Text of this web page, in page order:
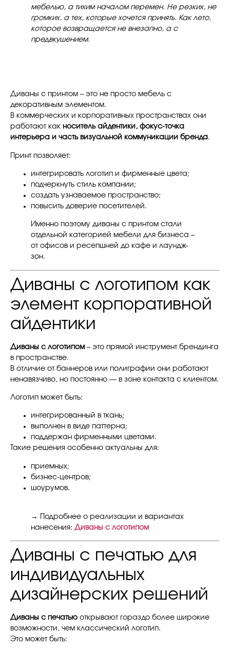
мебелью, а тихим началом перемен. Не резких, не
громких, а тех, которые хочется принять. Как лето,
которое возвращается не внезапно, а с
предвкушением.
Диваны с принтом – это не просто мебель с
декоративным элементом.
В коммерческих и корпоративных пространствах они
работают как носитель айдентики, фокус-точка
интерьера и часть визуальной коммуникации бренда.
Принт позволяет:
интегрировать логотип и фирменные цвета;
подчеркнуть стиль компании;
создать узнаваемое пространство;
повысить доверие посетителей.
Именно поэтому диваны с принтом стали
отдельной категорией мебели для бизнеса –
от офисов и ресепшней до кафе и лаундж-
зон.
Диваны с логотипом как
элемент корпоративной
айдентики
Диваны с логотипом – это прямой инструмент брендинга
в пространстве.
В отличие от баннеров или полиграфии они работают
ненавязчиво, но постоянно — в зоне контакта с клиентом.
Логотип может быть:
интегрированный в ткань;
выполнен в виде паттерна;
поддержан фирменными цветами.
Такие решения особенно актуальны для:
приемных;
бизнес-центров;
шоурумов.
→ Подробнее о реализации и вариантах
нанесения: Диваны с логотипом
Диваны с печатью для
индивидуальных
дизайнерских решений
Диваны с печатью открывают гораздо более широкие
возможности, чем классический логотип.
Это может быть: